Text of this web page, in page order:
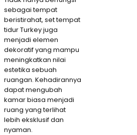
sebagai tempat
beristirahat, set tempat
tidur Turkey juga
menjadi elemen
dekoratif yang mampu
meningkatkan nilai
estetika sebuah
ruangan. Kehadirannya
dapat mengubah
kamar biasa menjadi
ruang yang terlihat
lebih eksklusif dan
nyaman.